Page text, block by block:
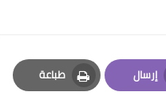
إرسال
Email
طباعة
Print